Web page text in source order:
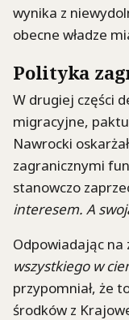
wynika z
obecne władze
Polityka
W drugiej części
migracyjne,
Nawrocki
zagranicznymi
stanowczo
interesem. A
Odpowiadając na
wszystkiego w
przypomniał, że
środków z